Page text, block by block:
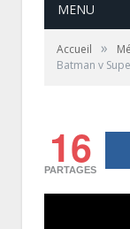
MENU
Accueil »
Batman v
16
PARTAGES